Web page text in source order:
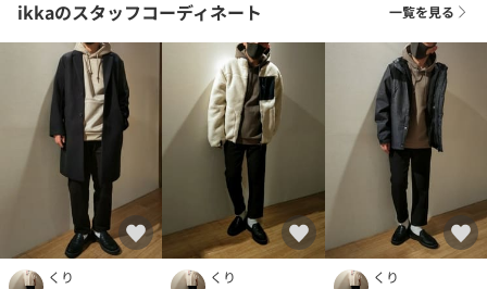
ikkaのスタッフコーディネート 一覧を見る
くり
くり
くり